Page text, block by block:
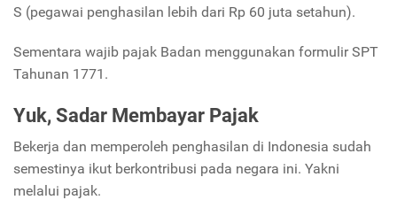
S (pegawai penghasilan lebih dari Rp 60 juta setahun).
Sementara wajib pajak Badan menggunakan formulir SPT
Tahunan 1771.
Yuk, Sadar Membayar Pajak
Bekerja dan memperoleh penghasilan di Indonesia sudah
semestinya ikut berkontribusi pada negara ini. Yakni
melalui pajak.